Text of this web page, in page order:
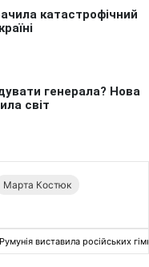
Марта Костюк
виставила російських